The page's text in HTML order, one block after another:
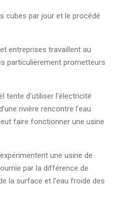
cubes par jour et le procédé
entreprises travaillent au
particulièrement prometteurs
tente d'utiliser l'électricité
rivière rencontre l'eau
faire fonctionner une usine
une usine de
par la différence de
la surface et l'eau froide des